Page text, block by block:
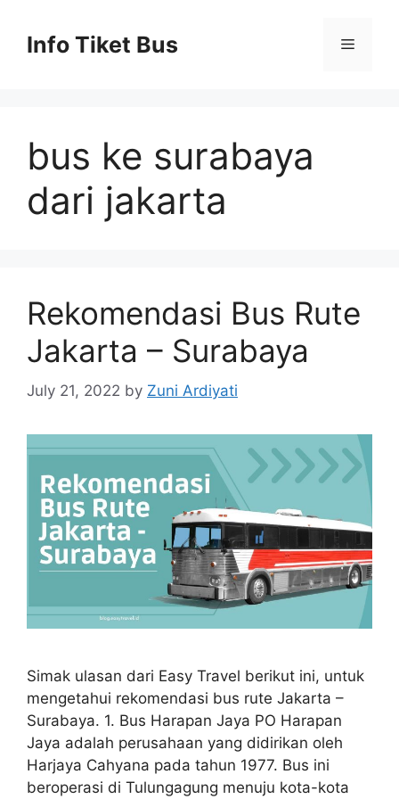
contentInfo Tiket Bus Menu
bus ke surabaya
dari jakarta
Rekomendasi Bus Rute
Jakarta – Surabaya
July 21, 2022 by Zuni Ardiyati
Simak ulasan dari Easy Travel berikut ini, untuk
mengetahui rekomendasi bus rute Jakarta –
Surabaya. 1. Bus Harapan Jaya PO Harapan
Jaya adalah perusahaan yang didirikan oleh
Harjaya Cahyana pada tahun 1977. Bus ini
beroperasi di Tulungagung menuju kota-kota